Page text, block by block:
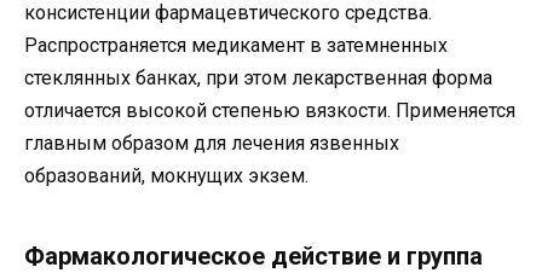
консистенции фармацевтического средства.
Распространяется медикамент в затемненных
стеклянных банках, при этом лекарственная форма
отличается высокой степенью вязкости. Применяется
главным образом для лечения язвенных
образований, мокнущих экзем.
Фармакологическое действие и группа